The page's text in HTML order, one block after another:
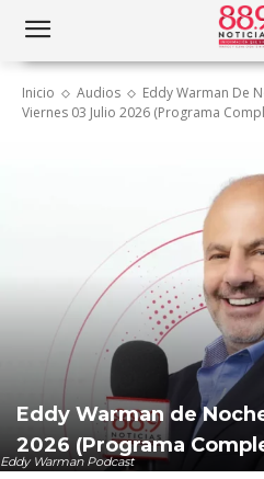
Inicio Audios Eddy Warman De
Viernes 03 Julio 2026 (Programa
Eddy Warman Podcast
Eddy Warman de
2026 (Programa